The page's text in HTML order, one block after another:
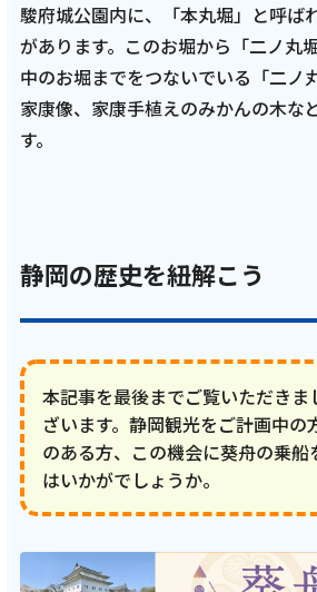
駿府城公園内に、「本丸堀」と呼ば
があります。このお堀から「二ノ丸
中のお堀までをつないでいる「二ノ
家康像、家康手植えのみかんの木な
す。
静岡の歴史を紐解こう
本記事を最後までご覧いただき
ざいます。静岡観光をご計画中の
のある方、この機会に葵舟の乗船
はいかがでしょうか。